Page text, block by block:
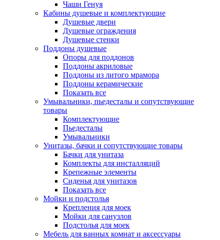
Чаши Генуя
Кабины душевые и комплектующие
Душевые двери
Душевые ограждения
Душевые стенки
Поддоны душевые
Опоры для поддонов
Поддоны акриловые
Поддоны из литого мрамора
Поддоны керамические
Показать все
Умывальники, пьедесталы и сопутствующие
товары
Комплектующие
Пьедесталы
Умывальники
Унитазы, бачки и сопутствующие товары
Бачки для унитаза
Комплекты для инсталляций
Крепежные элементы
Сиденья для унитазов
Показать все
Мойки и подстолья
Крепления для моек
Мойки для санузлов
Подстолья для моек
Мебель для ванных комнат и аксессуары